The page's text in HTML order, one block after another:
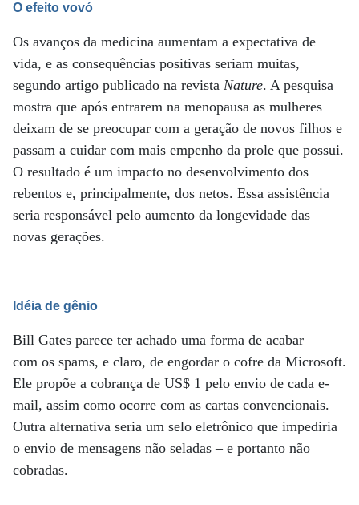
O efeito vovó
Os avanços da medicina aumentam a expectativa de
vida, e as consequências positivas seriam muitas,
segundo artigo publicado na revista Nature. A pesquisa
mostra que após entrarem na menopausa as mulheres
deixam de se preocupar com a geração de novos filhos e
passam a cuidar com mais empenho da prole que possui.
O resultado é um impacto no desenvolvimento dos
rebentos e, principalmente, dos netos. Essa assistência
seria responsável pelo aumento da longevidade das
novas gerações.
Idéia de gênio
Bill Gates parece ter achado uma forma de acabar
com os spams, e claro, de engordar o cofre da Microsoft.
Ele propõe a cobrança de US$ 1 pelo envio de cada e-
mail, assim como ocorre com as cartas convencionais.
Outra alternativa seria um selo eletrônico que impediria
o envio de mensagens não seladas – e portanto não
cobradas.